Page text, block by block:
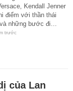
Kendall Jenner
điểm với thần thái
và những bước đi…
trước
của Lan